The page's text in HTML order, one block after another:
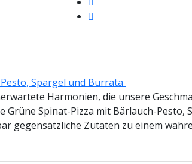
Spargel und Burrata
Harmonien, die unsere
Grüne Spinat-Pizza mit Bärlauch-Pesto,
gegensätzliche Zutaten zu einem